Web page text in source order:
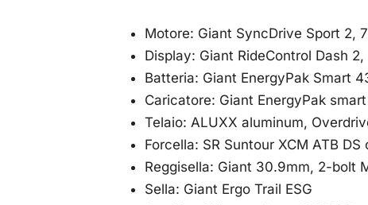
Motore: Giant SyncDrive Sport 2,
Display: Giant RideControl Dash
Batteria: Giant EnergyPak Smart
Caricatore: Giant EnergyPak
Telaio: ALUXX aluminum,
Forcella: SR Suntour XCM ATB
Reggisella: Giant 30.9mm, 2-bolt
Sella: Giant Ergo Trail ESG